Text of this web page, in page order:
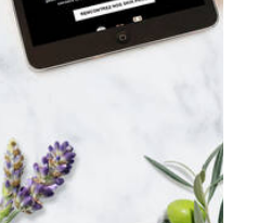
EXPERTEN-TIPPS
Wie wirkt Retinol?
Wie wirkt Hyaluronsäure?
Wie Augenringe mildern?
Was hilft gegen schuppige
Haut?
Welche Hautunreinheiten gibt